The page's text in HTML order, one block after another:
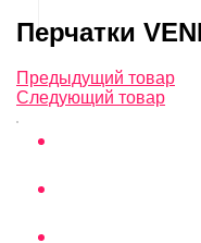
Перчатки
Предыдущий товар
Следующий товар